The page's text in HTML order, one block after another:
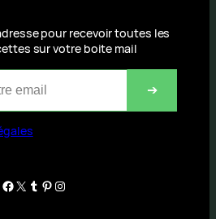
pour recevoir toutes les
sur votre boite mail
➔
Facebook
X Tumblr
Pinterest
Instagram